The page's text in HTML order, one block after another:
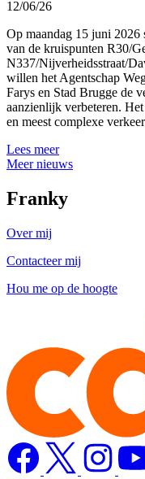
12/06/26
Op maandag 15 juni 2026
van de kruispunten R30/
N337/Nijverheidsstraat/
willen het Agentschap
Farys en Stad Brugge de
aanzienlijk verbeteren.
en meest complexe
Lees meer
Meer nieuws
Franky
Over mij
Contacteer mij
Hou me op de hoogte